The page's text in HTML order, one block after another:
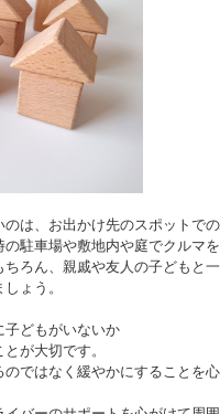
は、お出かけ先のスポットで
駐車場や敷地内や庭でクルマ
ろん、親戚や友人の子どもと
ょう。
子どもがいないか
が大切です。
ではなく緩やかにすることを